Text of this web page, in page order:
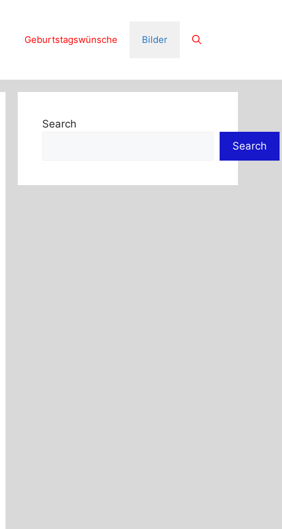
Geburtstagswünsche Bilder
Search
Search